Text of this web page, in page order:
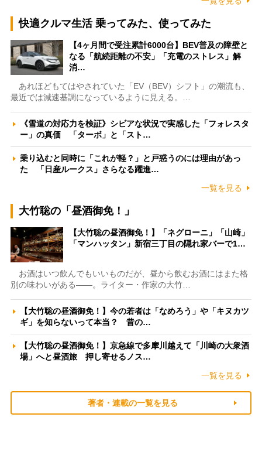
快適クルマ生活 乗ってみた、使ってみた
【4ヶ月間で受注累計6000台】BEV普及の障壁と
なる「航続距離の不安」「充電のストレス」解
消…
あれほどもてはやされていた「EV（BEV）シフト」の潮流も、
最近では減速基調になっているように見える。…
《雪道の対応力を検証》シビアな状況で実感した「フォレスタ
ー」の真価 「ターボ」と「スト…
乗り込むと同時に「これが軽？」と戸惑うのには理由があっ
た 「日産ルークス」さらなる躍進…
一覧を見る
大竹聡の「昼酒御免！」
【大竹聡の昼酒御免！】「ネグローニ」「山崎」
「マンハッタン」新宿三丁目の隠れ家バーで1…
お酒はいつ飲んでもいいものだが、昼から飲むお酒にはまた格
別の味わいがある――。ライター・作家の大竹…
【大竹聡の昼酒御免！】今の若者は「なめろう」や「キヌカツ
ギ」を知らないって本当？ 昔の…
【大竹聡の昼酒御免！】京急線で多摩川越えて「川崎の大衆酒
場」へと昼酒旅 押し寄せるノス…
一覧を見る
著者・連載の一覧を見る